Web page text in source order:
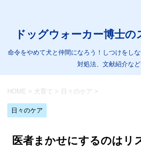
ドッグウォーカー博士
命令をやめて犬と仲間になろう！しつけをし
対処法、文献紹介など
HOME > 犬育て > 日々のケア >
日々のケア
医者まかせにするのはリ